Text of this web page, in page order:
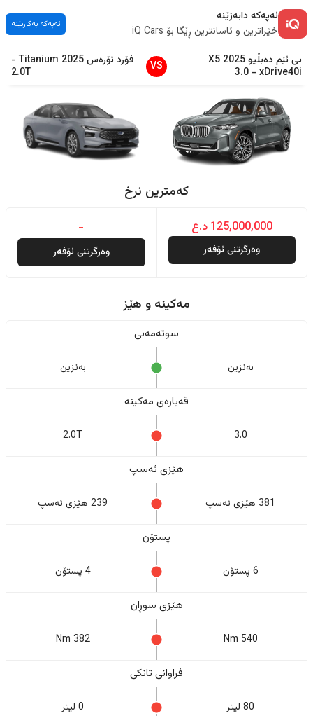
ئەپەکە دابەزێنە
خێراترین و ئاسانترین ڕێگا بۆ iQ Cars
ئەپەکە بەکاربێنە
بی ئێم دەبڵیو X5 2025
xDrive40i
-
3.0
VS فۆردتۆرەس2025
Titanium
-
2.0T
کەمترین نرخ
125,000,000 د.ع
وەرگرتنی ئۆفەر
-
وەرگرتنی ئۆفەر
مەکینە و هێز
سوتەمەنی
بەنزین بەنزین
قەبارەی مەکینە
3.0
2.0T
هێزی ئەسپ
381 هێزی ئەسپ 239 هێزی ئەسپ
پستۆن
6 پستۆن 4 پستۆن
هێزی سوڕان
540 Nm
382 Nm
فراوانی تانکی
80 لیتر 0 لیتر